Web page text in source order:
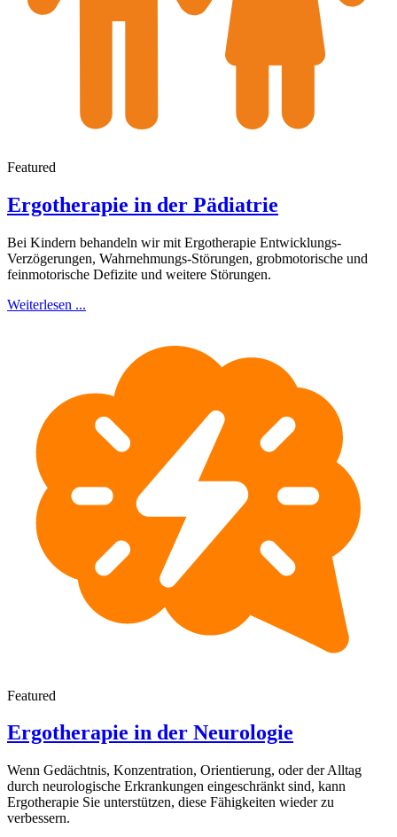
Featured
Ergotherapie in der Pädiatrie
Bei Kindern behandeln wir mit Ergotherapie Entwicklungs-
Verzögerungen, Wahrnehmungs-Störungen, grobmotorische und
feinmotorische Defizite und weitere Störungen.
Weiterlesen ...
Featured
Ergotherapie in der Neurologie
Wenn Gedächtnis, Konzentration, Orientierung, oder der Alltag
durch neurologische Erkrankungen eingeschränkt sind, kann
Ergotherapie Sie unterstützen, diese Fähigkeiten wieder zu
verbessern.